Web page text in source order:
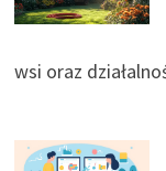
wsi oraz